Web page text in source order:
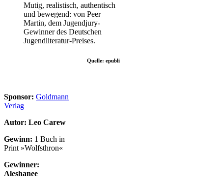
Mutig, realistisch, authentisch
und bewegend: von Peer
Martin, dem Jugendjury-
Gewinner des Deutschen
Jugendliteratur-Preises.
Quelle: epubli
Sponsor: Goldmann
Verlag
Autor: Leo Carew
Gewinn: 1 Buch in
Print »Wolfsthron«
Gewinner:
Aleshanee